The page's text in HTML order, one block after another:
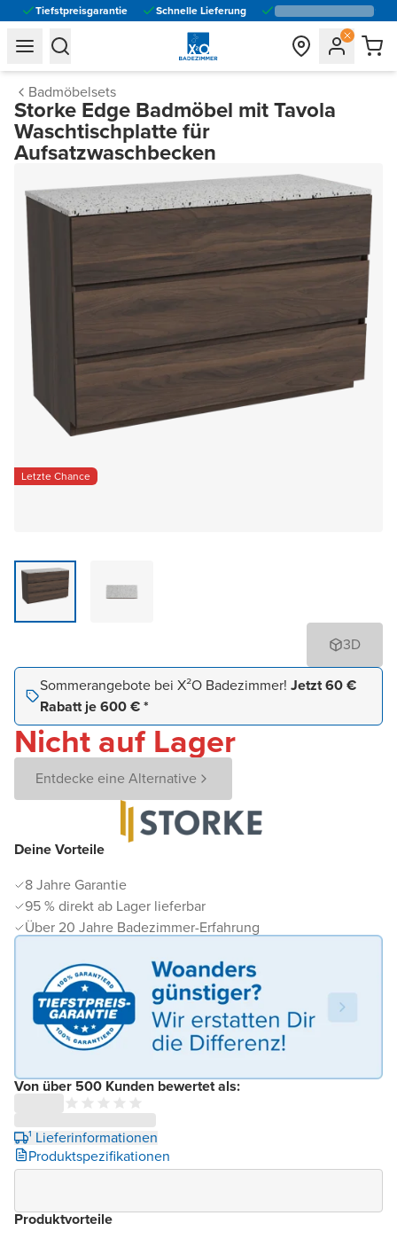
Tiefstpreisgarantie Schnelle Lieferung
general.navigation.toggle_menu.label
general.navigation.toggle_menu.label
Badmöbelsets
Storke Edge Badmöbel mit Tavola
Waschtischplatte für
Aufsatzwaschbecken
Letzte Chance
3D
Deine Vorteile
8 Jahre Garantie
95 % direkt ab Lager lieferbar
Über 20 Jahre Badezimmer-Erfahrung
Von über 500 Kunden bewertet als:
¹ Lieferinformationen
Produktspezifikationen
Sommerangebote bei X²O Badezimmer! Jetzt 60 €
Rabatt je 600 € *
Nicht auf Lager
Entdecke eine Alternative
Produktvorteile